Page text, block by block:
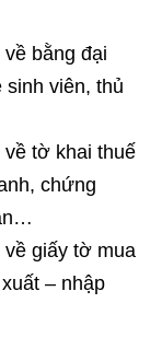
bằng đại
sinh viên, thủ
về tờ khai thuế
chứng
về giấy tờ mua
– nhập